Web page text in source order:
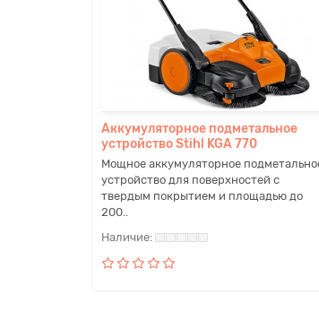
Аккумуляторное подметальное
устройство Stihl KGA 770
Мощное аккумуляторное
устройство для поверхностей с
твердым покрытием и площадью до
200..